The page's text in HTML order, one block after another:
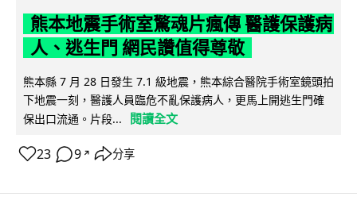
熊本地震手術室驚魂片瘋傳 醫護保護病
人、逃生門 網民讚值得尊敬
熊本縣 7 月 28 日發生 7.1 級地震，熊本綜合醫院手術室鏡頭拍
下地震一刻，醫護人員臨危不亂保護病人，更馬上開逃生門確
保出口流通。片段...
閱讀全文
23 9 ↗ 分享